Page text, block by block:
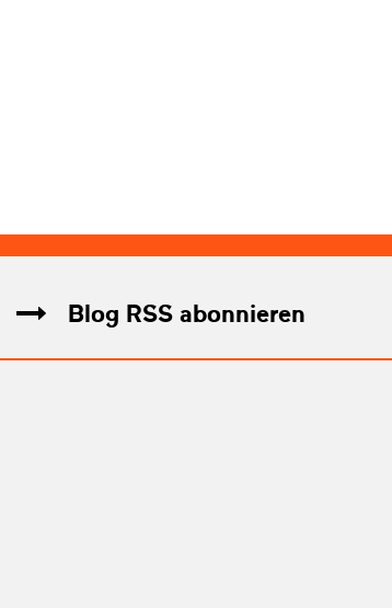
Blog RSS abonnieren